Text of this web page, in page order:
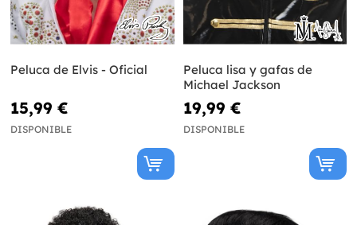
Peluca de Elvis - Oficial
15,99 €
DISPONIBLE
Peluca lisa y gafas de
Michael Jackson
19,99 €
DISPONIBLE